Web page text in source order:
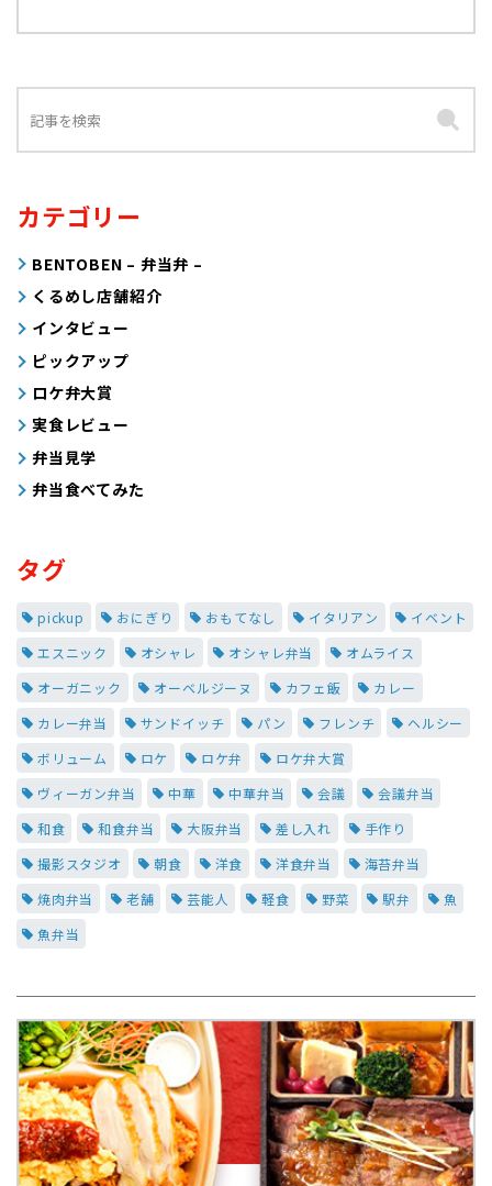
カテゴリー
BENTOBEN – 弁当弁 –
くるめし店舗紹介
インタビュー
ピックアップ
ロケ弁大賞
実食レビュー
弁当見学
弁当食べてみた
タグ
pickup おにぎり おもてなし イタリアン
イベント
エスニック
オシャレ オシャレ弁当
オムライス
オーガニック
オーベルジーヌ カフェ飯
カレー
カレー弁当
サンドイッチ パン フレンチ
ヘルシー
ボリューム
ロケ ロケ弁
ロケ弁大賞
ヴィーガン弁当
中華 中華弁当 会議
会議弁当
和食
和食弁当 大阪弁当 差し入れ
手作り
撮影スタジオ
朝食 洋食 洋食弁当
海苔弁当
焼肉弁当
老舗 芸能人 軽食 野菜 駅弁
魚
魚弁当